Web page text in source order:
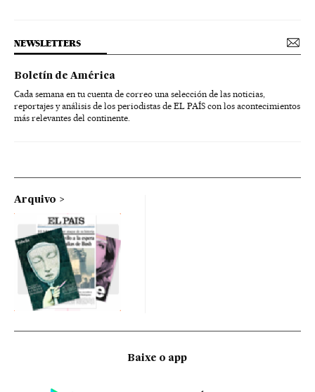
NEWSLETTERS
Boletín de América
Cada semana en tu cuenta de correo una selección de las noticias,
reportajes y análisis de los periodistas de EL PAÍS con los acontecimientos
más relevantes del continente.
Arquivo
Baixe o app